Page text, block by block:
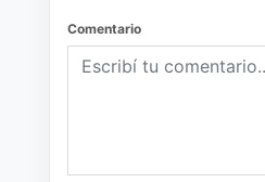
Comentario